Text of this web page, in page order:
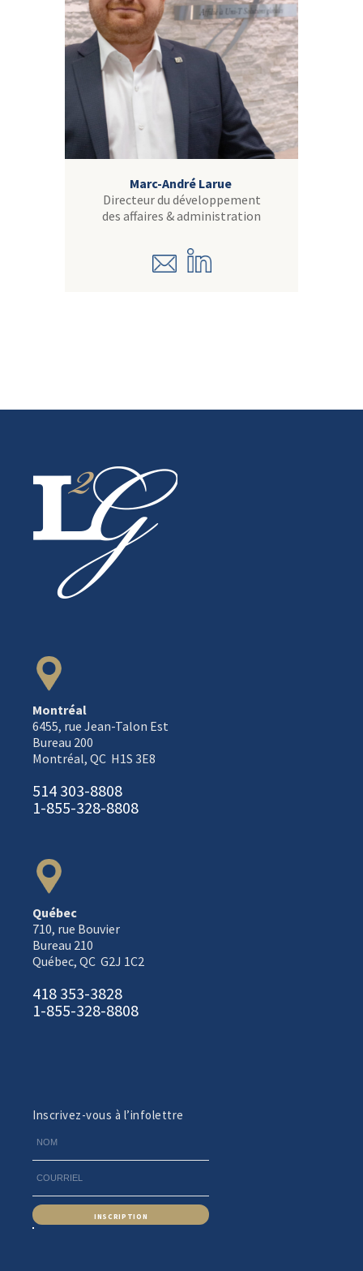
Marc-André Larue
Directeur du développement
des affaires & administration
Montréal
6455, rue Jean-Talon Est
Bureau 200
Montréal, QC H1S 3E8
514 303-8808
1-855-328-8808
Québec
710, rue Bouvier
Bureau 210
Québec, QC G2J 1C2
418 353-3828
1-855-328-8808
Inscrivez-vous à l’infolettre